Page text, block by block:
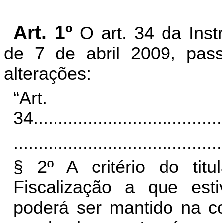
Art. 1º O art. 34 da
de 7 de abril 2009,
alterações:
“Art.
34.
§ 2º A critério do
Fiscalização a que
poderá ser mantido na